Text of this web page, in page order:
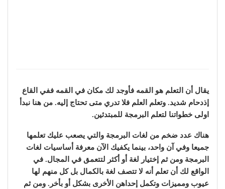
يقال أن التعلم هو القمه فأوجد لك مكان في القمه ففي القاع
إذدحام شديد. وتعلم العلم فلا تدري متى تحتاج إليه. من هنا نبدأ
اولى خطواتنا لتعلم البرمجة للمبتدئين.
هناك عدد ضخم من لغات البرمجة والتي يصعب عليك تعلمها
جميعا وفي آن واحد، بينما يكفيك الآن معرفة أساسيات لغات
البرمجة ومن ثم إختيار لغة أو أكثر لتتعمق في المجال. في
الواقع لك أن تعلم أنه لا تتصف لغة بالكمال بل كل منهم لها
عيوب ومميزات وتكمل إحداهن الأخرى بشكل أو بأخر. ومن ثم